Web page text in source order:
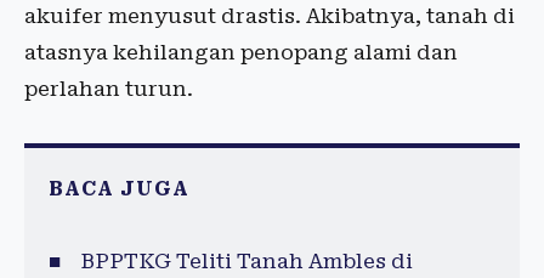
akuifer menyusut drastis. Akibatnya, tanah di
atasnya kehilangan penopang alami dan
perlahan turun.
BACA JUGA
BPPTKG Teliti Tanah Ambles di